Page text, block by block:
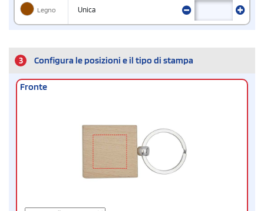
Legno Unica
3 Configura le posizioni e il tipo di stampa
Fronte